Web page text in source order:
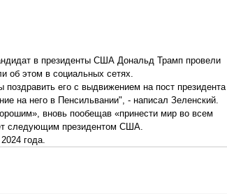
в президенты США Дональд Трамп провели
об этом в социальных сетях.
его с выдвижением на пост президента
на него в Пенсильвании", - написал Зеленский.
вновь пообещав «принести мир во всем
следующим президентом США.
года.